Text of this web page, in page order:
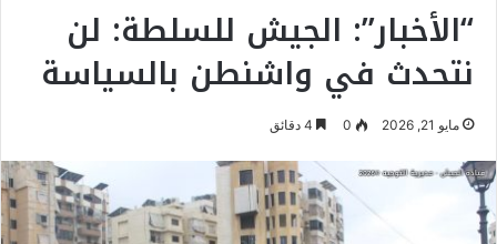
“الأخبار”: الجيش للسلطة: لن
نتحدث في واشنطن بالسياسة
مايو 21, 2026 0